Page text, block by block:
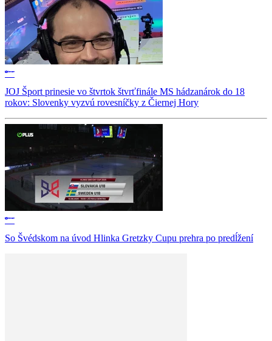
JOJ Šport prinesie vo štvrtok štvrťfinále MS hádzanárok do 18
rokov: Slovenky vyzvú rovesníčky z Čiernej Hory
So Švédskom na úvod Hlinka Gretzky Cupu prehra po predĺžení